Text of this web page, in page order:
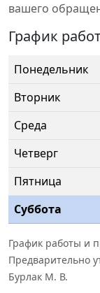
вашего
График
Понедельник
Вторник
Среда
Четверг
Пятница
Суббота
График работы и
Предварительно
Бурлак М. В.